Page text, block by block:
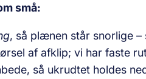
små:
, så plænen står snorlige
af afklip; vi har faste
så ukrudtet holdes